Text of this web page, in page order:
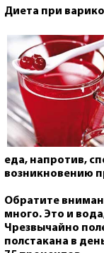
Диета при
еда, напротив,
возникновению
Обратите
много. Это и
Чрезвычайно
полстакана в